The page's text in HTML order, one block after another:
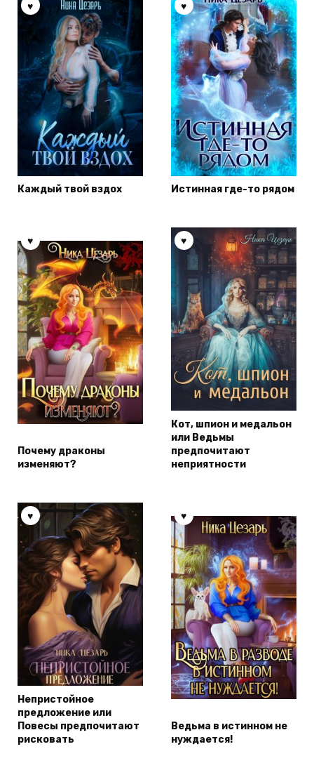
Каждый твой вздох Истинная где-то рядом
Почему драконы
изменяют?
Кот, шпион и медальон
или Ведьмы
предпочитают
неприятности
Непристойное
предложение или
Повесы предпочитают
рисковать
Ведьма в истинном не
нуждается!